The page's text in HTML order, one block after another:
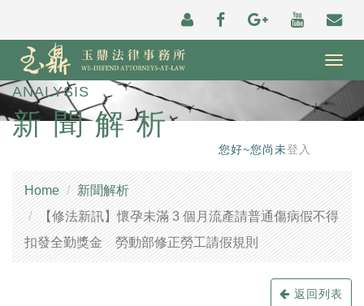
ANALYSIS
新聞解析
您好~您尚未登入
Home
新聞解析
【修法新訊】懷孕未滿 3 個月流產請普通傷病假不得
扣發全勤獎金 勞動部修正勞工請假規則
返回列表